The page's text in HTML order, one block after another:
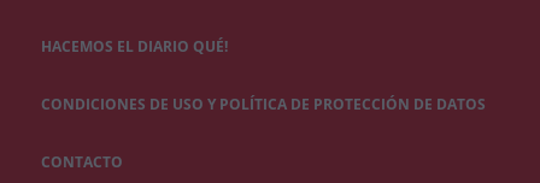
HACEMOS EL DIARIO QUÉ!
CONDICIONES DE USO Y POLÍTICA DE PROTECCIÓN DE DATOS
CONTACTO